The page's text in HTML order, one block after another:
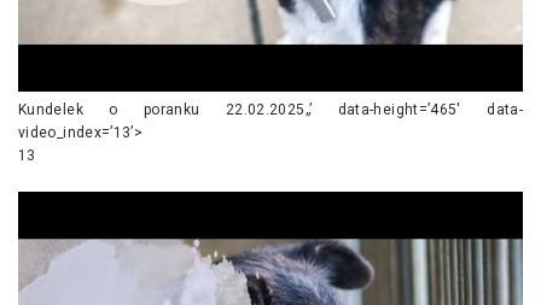
Kundelek o poranku 22.02.2025„’ data-height=’465′ data-
video_index=’13’>
13